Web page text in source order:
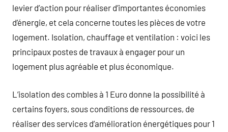
levier d’action pour réaliser d’importantes économies
d’énergie, et cela concerne toutes les pièces de votre
logement. Isolation, chauffage et ventilation : voici les
principaux postes de travaux à engager pour un
logement plus agréable et plus économique.
L’isolation des combles à 1 Euro donne la possibilité à
certains foyers, sous conditions de ressources, de
réaliser des services d’amélioration énergétiques pour 1